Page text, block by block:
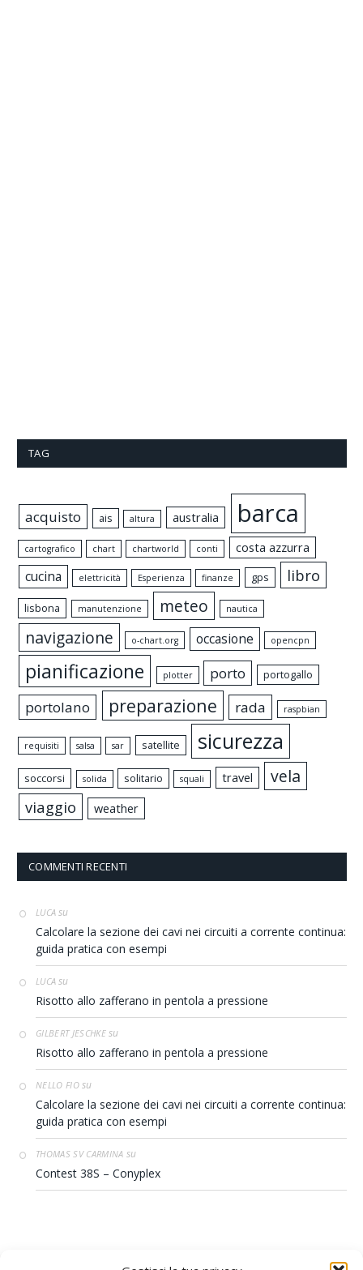
TAG
acquisto ais altura australia barca
cartografico chart chartworld conti costa azzurra
cucina elettricità Esperienza finanze gps libro
lisbona manutenzione meteo nautica
navigazione o-chart.org occasione opencpn
pianificazione plotter porto portogallo
portolano preparazione rada raspbian
requisiti salsa sar satellite sicurezza
soccorsi solida solitario squali travel vela
viaggio weather
COMMENTI RECENTI
LUCA su
Calcolare la sezione dei cavi nei circuiti a corrente continua:
guida pratica con esempi
LUCA su
Risotto allo zafferano in pentola a pressione
GILBERT JESCHKEsu
Risotto allo zafferano in pentola a pressione
NELLO FIOsu
Calcolare la sezione dei cavi nei circuiti a corrente continua:
guida pratica con esempi
THOMAS SV CARMINA su
Contest 38S – Conyplex